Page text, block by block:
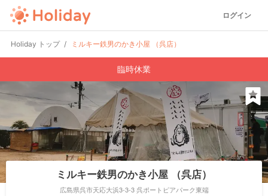
ログイン
Holiday トップ ミルキー鉄男のかき小屋 （呉店）
臨時休業
ミルキー鉄男のかき小屋 （呉店）
広島県呉市天応大浜3-3-3 呉ポートピアパーク東端